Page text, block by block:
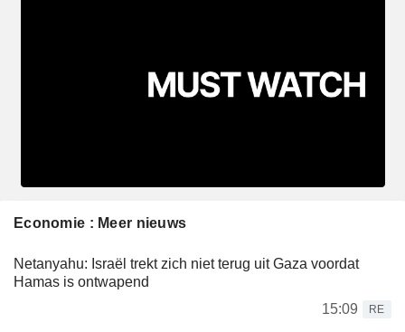
Economie : Meer nieuws
Netanyahu: Israël trekt zich niet terug uit Gaza voordat
Hamas is ontwapend
15:09
RE